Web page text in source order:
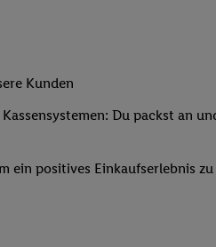
Kunden
Du packst an
ein positives Einkaufserlebnis